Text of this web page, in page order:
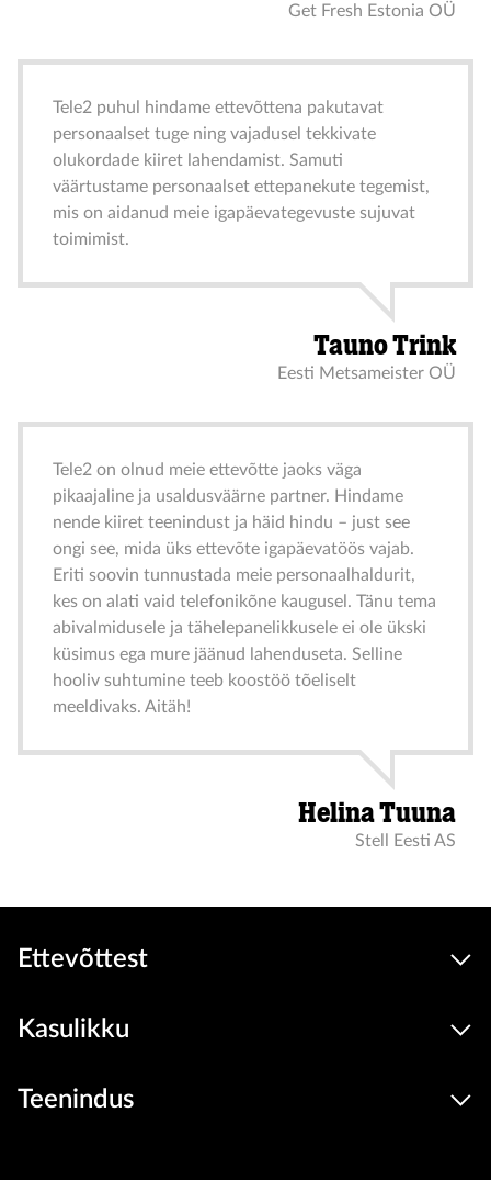
Get Fresh Estonia OÜ
Tele2 puhul hindame ettevõttena pakutavat
personaalset tuge ning vajadusel tekkivate
olukordade kiiret lahendamist. Samuti
väärtustame personaalset ettepanekute tegemist,
mis on aidanud meie igapäevategevuste sujuvat
toimimist.
Tauno Trink
Eesti Metsameister OÜ
Tele2 on olnud meie ettevõtte jaoks väga
pikaajaline ja usaldusväärne partner. Hindame
nende kiiret teenindust ja häid hindu – just see
ongi see, mida üks ettevõte igapäevatöös vajab.
Eriti soovin tunnustada meie personaalhaldurit,
kes on alati vaid telefonikõne kaugusel. Tänu tema
abivalmidusele ja tähelepanelikkusele ei ole ükski
küsimus ega mure jäänud lahenduseta. Selline
hooliv suhtumine teeb koostöö tõeliselt
meeldivaks. Aitäh!
Helina Tuuna
Stell Eesti AS
Ettevõttest
Kasulikku
Teenindus